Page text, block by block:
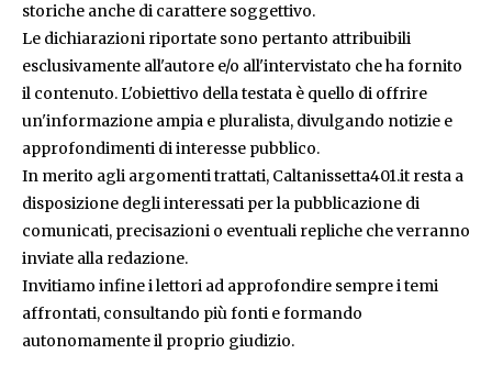
storiche anche di carattere soggettivo.
Le dichiarazioni riportate sono pertanto attribuibili
esclusivamente all'autore e/o all'intervistato che ha fornito
il contenuto. L'obiettivo della testata è quello di offrire
un'informazione ampia e pluralista, divulgando notizie e
approfondimenti di interesse pubblico.
In merito agli argomenti trattati, Caltanissetta401.it resta a
disposizione degli interessati per la pubblicazione di
comunicati, precisazioni o eventuali repliche che verranno
inviate alla redazione.
Invitiamo infine i lettori ad approfondire sempre i temi
affrontati, consultando più fonti e formando
autonomamente il proprio giudizio.